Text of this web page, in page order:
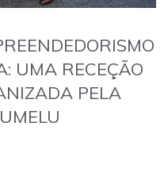
UMA RECEÇÃO
PELA